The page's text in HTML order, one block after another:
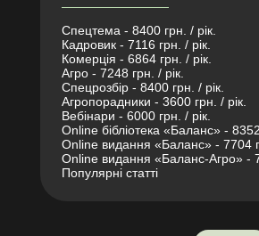
Спецтема - 8400 грн. / рік.
Кадровик - 7116 грн. / рік.
Комерція - 6864 грн. / рік.
Агро - 7248 грн. / рік.
Спецрозбір - 8400 грн. / рік.
Агропорадники - 3600 грн. / рік.
Вебінари - 6000 грн. / рік.
Online бібліотека «Баланс» - 8352
Online видання «Баланс» - 7704
Online видання «Баланс-Агро» -
Популярні статті